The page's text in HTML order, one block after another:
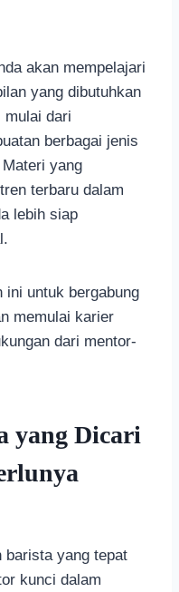
akan mempelajari
yang dibutuhkan
mulai dari
berbagai jenis
yang
terbaru dalam
lebih siap
ini untuk bergabung
memulai karier
dari mentor-
yang Dicari
barista yang tepat
kunci dalam